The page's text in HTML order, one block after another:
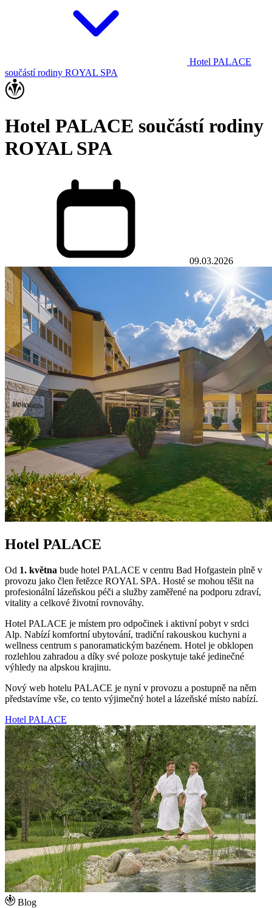
Hotel PALACE
součástí rodiny ROYAL SPA
Hotel PALACE součástí rodiny
ROYAL SPA
09.03.2026
Hotel PALACE
Od 1. května bude hotel PALACE v centru Bad Hofgastein plně v
provozu jako člen řetězce ROYAL SPA. Hosté se mohou těšit na
profesionální lázeňskou péči a služby zaměřené na podporu zdraví,
vitality a celkové životní rovnováhy.
Hotel PALACE je místem pro odpočinek i aktivní pobyt v srdci
Alp. Nabízí komfortní ubytování, tradiční rakouskou kuchyni a
wellness centrum s panoramatickým bazénem. Hotel je obklopen
rozlehlou zahradou a díky své poloze poskytuje také jedinečné
výhledy na alpskou krajinu.
Nový web hotelu PALACE je nyní v provozu a postupně na něm
představíme vše, co tento výjimečný hotel a lázeňské místo nabízí.
Hotel PALACE
Blog